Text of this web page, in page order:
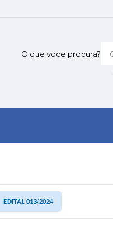
O que voce procura?
EDITAL 013/2024